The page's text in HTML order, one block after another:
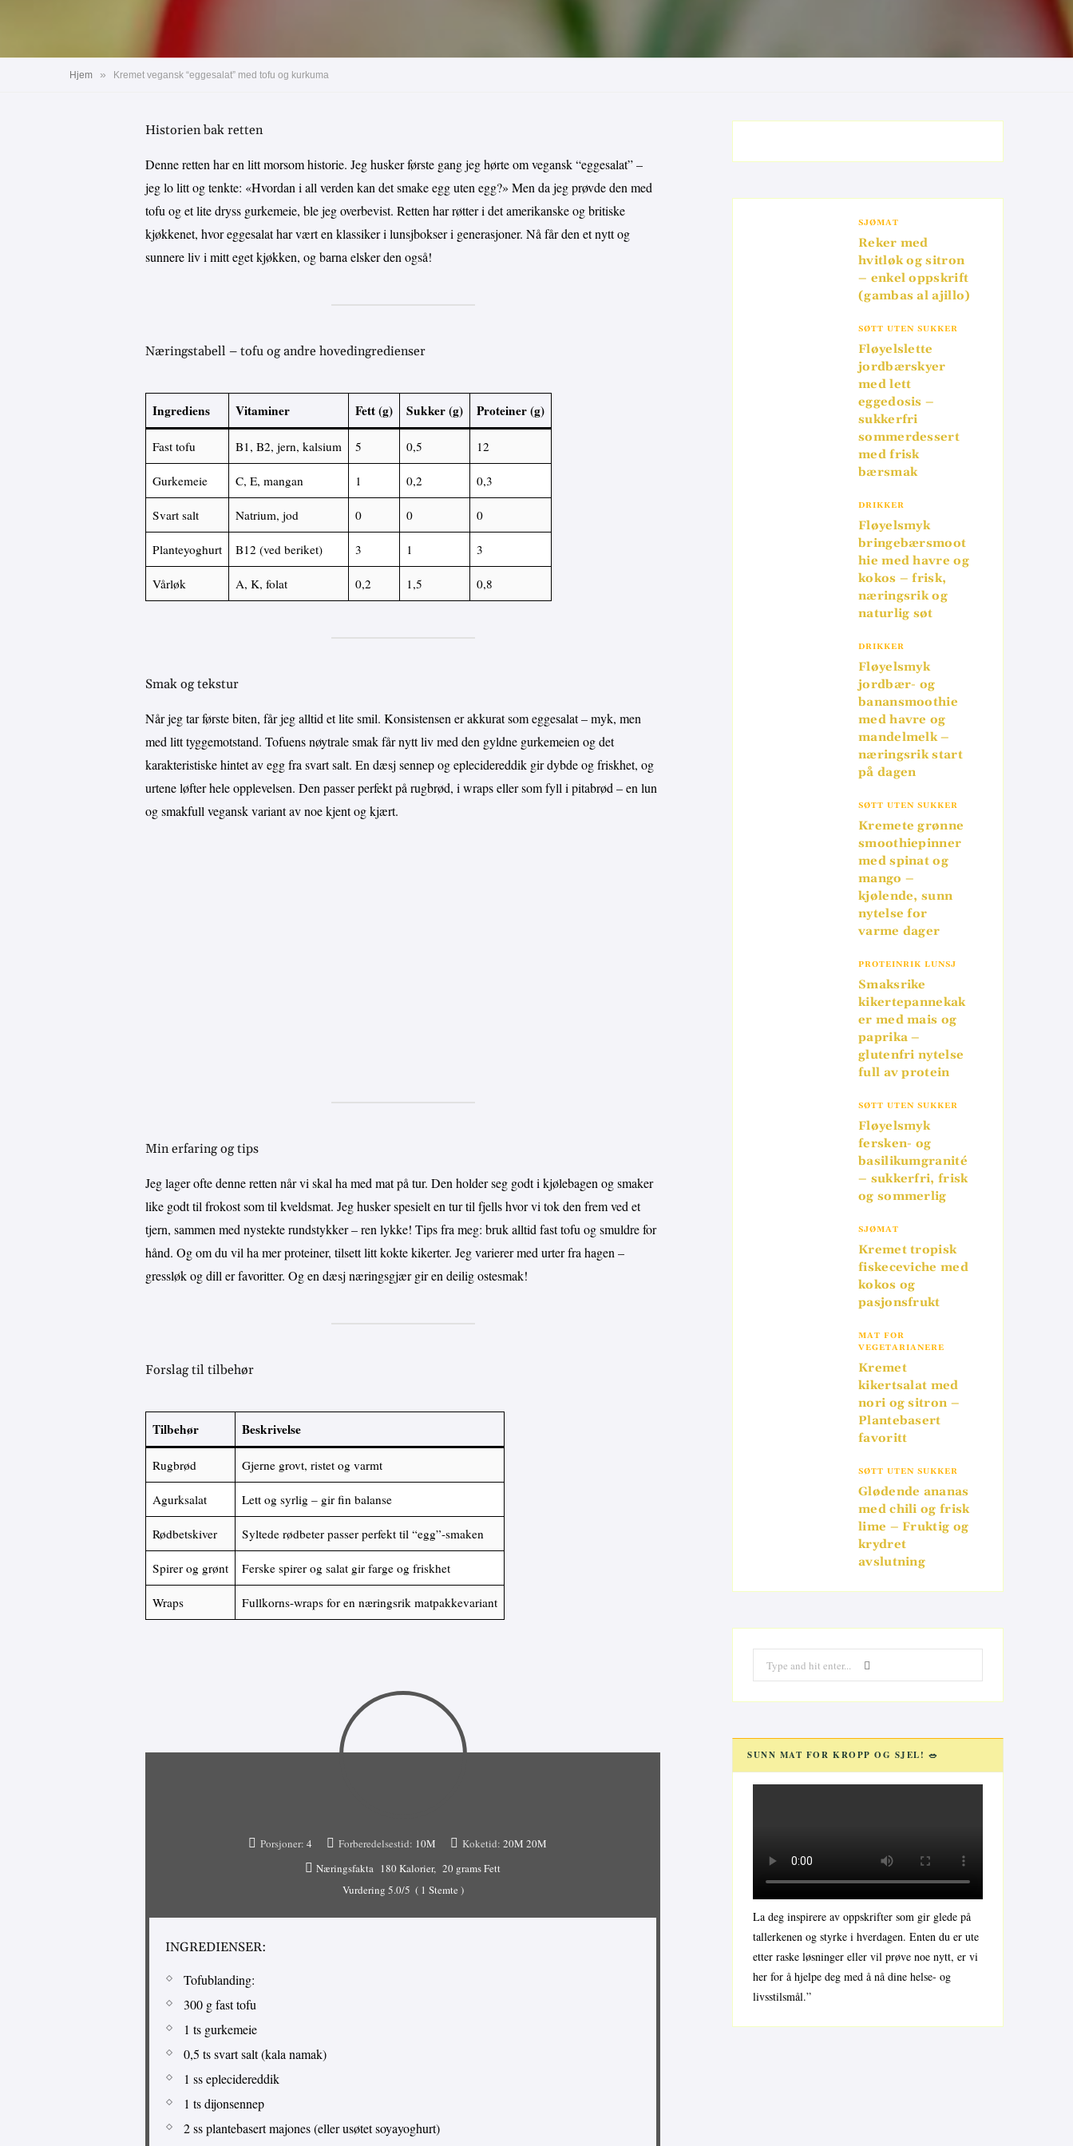
Hjem » Kremet vegansk “eggesalat” med tofu og kurkuma
Historien bak retten
Denne retten har en litt morsom historie. Jeg husker første gang jeg hørte om vegansk “eggesalat” –
jeg lo litt og tenkte: «Hvordan i all verden kan det smake egg uten egg?» Men da jeg prøvde den med
tofu og et lite dryss gurkemeie, ble jeg overbevist. Retten har røtter i det amerikanske og britiske
kjøkkenet, hvor eggesalat har vært en klassiker i lunsjbokser i generasjoner. Nå får den et nytt og
sunnere liv i mitt eget kjøkken, og barna elsker den også!
Næringstabell – tofu og andre hovedingredienser
Ingrediens Vitaminer Fett (g) Sukker (g) Proteiner (g)
Fast tofu B1, B2, jern, kalsium 5 0,5 12
Gurkemeie C, E, mangan 1 0,2 0,3
Svart salt Natrium, jod 0 0 0
Planteyoghurt B12 (ved beriket) 3 1 3
Vårløk A, K, folat 0,2 1,5 0,8
Smak og tekstur
Når jeg tar første biten, får jeg alltid et lite smil. Konsistensen er akkurat som eggesalat – myk, men
med litt tyggemotstand. Tofuens nøytrale smak får nytt liv med den gyldne gurkemeien og det
karakteristiske hintet av egg fra svart salt. En dæsj sennep og eplecidereddik gir dybde og friskhet, og
urtene løfter hele opplevelsen. Den passer perfekt på rugbrød, i wraps eller som fyll i pitabrød – en lun
og smakfull vegansk variant av noe kjent og kjært.
Min erfaring og tips
Jeg lager ofte denne retten når vi skal ha med mat på tur. Den holder seg godt i kjølebagen og smaker
like godt til frokost som til kveldsmat. Jeg husker spesielt en tur til fjells hvor vi tok den frem ved et
tjern, sammen med nystekte rundstykker – ren lykke! Tips fra meg: bruk alltid fast tofu og smuldre for
hånd. Og om du vil ha mer proteiner, tilsett litt kokte kikerter. Jeg varierer med urter fra hagen –
gressløk og dill er favoritter. Og en dæsj næringsgjær gir en deilig ostesmak!
Forslag til tilbehør
Tilbehør Beskrivelse
Rugbrød Gjerne grovt, ristet og varmt
Agurksalat Lett og syrlig – gir fin balanse
Rødbetskiver Syltede rødbeter passer perfekt til “egg”-smaken
Spirer og grønt Ferske spirer og salat gir farge og friskhet
Wraps Fullkorns-wraps for en næringsrik matpakkevariant
Porsjoner: 4 Forberedelsestid: 10M Koketid: 20M 20M
Næringsfakta 180 Kalorier
20 grams Fett
Vurdering 5.0/5 ( 1 Stemte )
INGREDIENSER:
Tofublanding:
300 g fast tofu
1 ts gurkemeie
0,5 ts svart salt (kala namak)
1 ss eplecidereddik
1 ts dijonsennep
2 ss plantebasert majones (eller usøtet soyayoghurt)
SJØMAT
Reker med
hvitløk og sitron
– enkel oppskrift
(gambas al ajillo)
SØTT UTEN SUKKER
Fløyelslette
jordbærskyer
med lett
eggedosis –
sukkerfri
sommerdessert
med frisk
bærsmak
DRIKKER
Fløyelsmyk
bringebærsmoot
hie med havre og
kokos – frisk,
næringsrik og
naturlig søt
DRIKKER
Fløyelsmyk
jordbær- og
banansmoothie
med havre og
mandelmelk –
næringsrik start
på dagen
SØTT UTEN SUKKER
Kremete grønne
smoothiepinner
med spinat og
mango –
kjølende, sunn
nytelse for
varme dager
PROTEINRIK LUNSJ
Smaksrike
kikertepannekak
er med mais og
paprika –
glutenfri nytelse
full av protein
SØTT UTEN SUKKER
Fløyelsmyk
fersken- og
basilikumgranité
– sukkerfri, frisk
og sommerlig
SJØMAT
Kremet tropisk
fiskeceviche med
kokos og
pasjonsfrukt
MAT FOR
VEGETARIANERE
Kremet
kikertsalat med
nori og sitron –
Plantebasert
favoritt
SØTT UTEN SUKKER
Glødende ananas
med chili og frisk
lime – Fruktig og
krydret
avslutning
for:
SUNN MAT FOR KROPP OG SJEL! 🥗
La deg inspirere av oppskrifter som gir glede på
tallerkenen og styrke i hverdagen. Enten du er ute
etter raske løsninger eller vil prøve noe nytt, er vi
her for å hjelpe deg med å nå dine helse- og
livsstilsmål.”